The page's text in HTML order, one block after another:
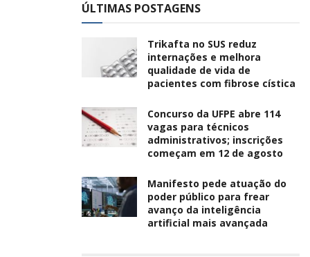
ÚLTIMAS POSTAGENS
Trikafta no SUS reduz
internações e melhora
qualidade de vida de
pacientes com fibrose cística
Concurso da UFPE abre 114
vagas para técnicos
administrativos; inscrições
começam em 12 de agosto
Manifesto pede atuação do
poder público para frear
avanço da inteligência
artificial mais avançada